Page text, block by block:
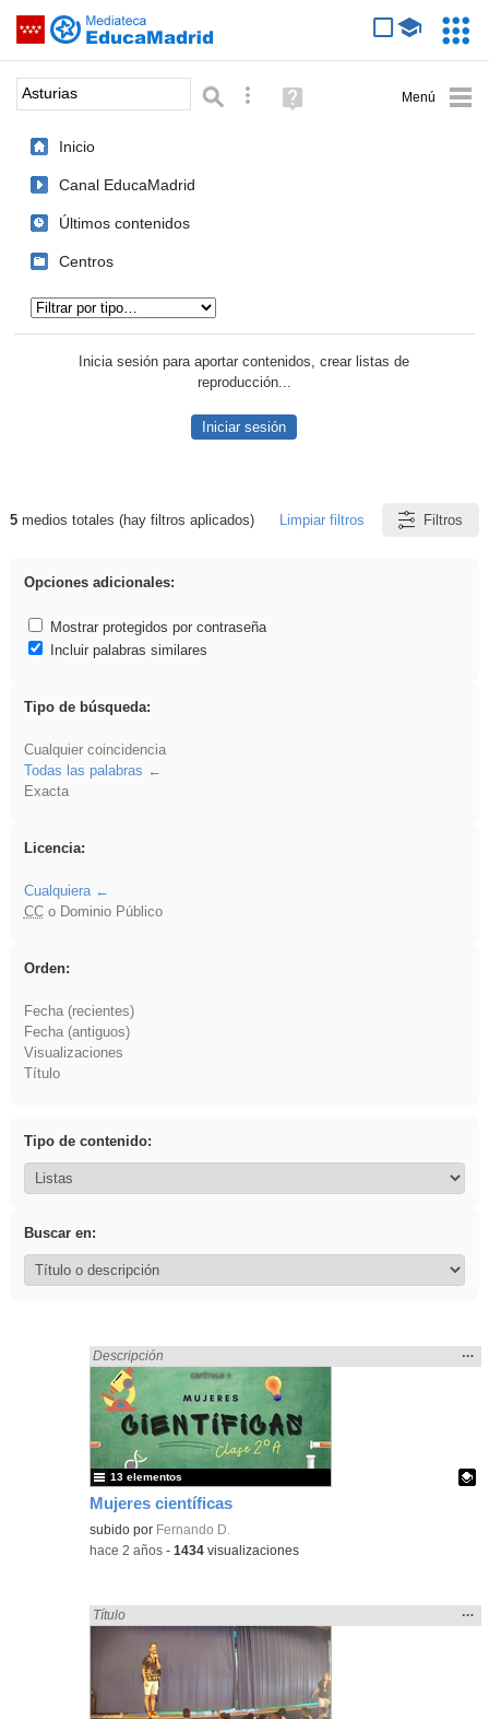
Saltar navegación
Palabra o frase: Búsqueda avanzada
Ayuda
(en
Inicio
Canal EducaMadrid
Últimos contenidos
Centros
Inicia sesión para aportar contenidos, crear listas de
reproducción...
Iniciar sesión
Resultados de: Asturias
5medios totales (hay filtros aplicados) Limpiar filtros Filtros
Opciones adicionales:
Mostrar protegidos por contraseña
Incluir palabras similares
Tipo de búsqueda:
Cualquier coincidencia
Todas las palabras
Exacta
Licencia:
Cualquiera
CCo Dominio Público
Orden:
Fecha (recientes)
Fecha (antiguos)
Visualizaciones
Título
Tipo de contenido:
Buscar en:
Mujeres científicas
Encontrado «Asturias» en:
Descripción
la
…
Contenido educativo.
subido por Fernando D.
13 elementos
-hace 2 años -1434 visualizaciones
Encontrado «Asturias» en:
Título
la
…